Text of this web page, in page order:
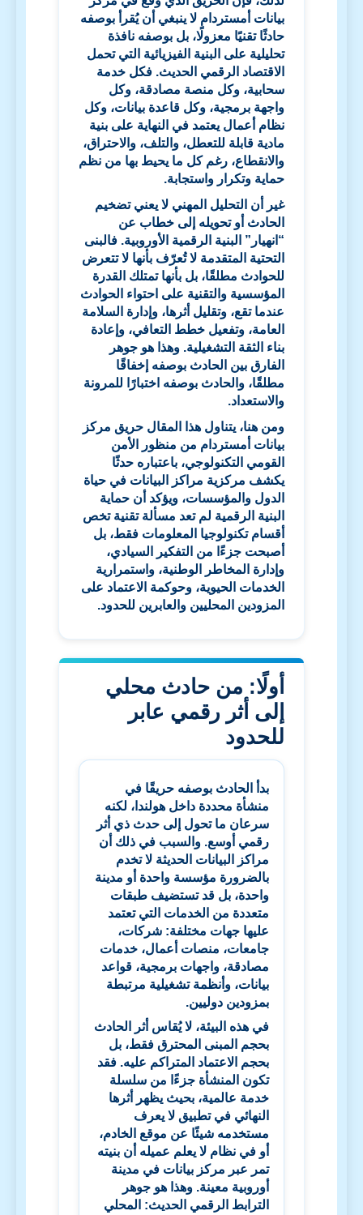
بيانات أمستردام لا ينبغي أن يُقرأ بوصفه
حادثًا تقنيًا معزولًا، بل بوصفه نافذة
تحليلية على البنية الفيزيائية التي تحمل
الاقتصاد الرقمي الحديث. فكل خدمة
سحابية، وكل منصة مصادقة، وكل
واجهة برمجية، وكل قاعدة بيانات، وكل
نظام أعمال يعتمد في النهاية على بنية
مادية قابلة للتعطل، والتلف، والاحتراق،
والانقطاع، رغم كل ما يحيط بها من نظم
حماية وتكرار واستجابة.
غير أن التحليل المهني لا يعني تضخيم
الحادث أو تحويله إلى خطاب عن
“انهيار” البنية الرقمية الأوروبية. فالبنى
التحتية المتقدمة لا تُعرّف بأنها لا تتعرض
للحوادث مطلقًا، بل بأنها تمتلك القدرة
المؤسسية والتقنية على احتواء الحوادث
عندما تقع، وتقليل أثرها، وإدارة السلامة
العامة، وتفعيل خطط التعافي، وإعادة
بناء الثقة التشغيلية. وهذا هو جوهر
الفارق بين الحادث بوصفه إخفاقًا
مطلقًا، والحادث بوصفه اختبارًا للمرونة
والاستعداد.
ومن هنا، يتناول هذا المقال حريق مركز
بيانات أمستردام من منظور الأمن
القومي التكنولوجي، باعتباره حدثًا
يكشف مركزية مراكز البيانات في حياة
الدول والمؤسسات، ويؤكد أن حماية
البنية الرقمية لم تعد مسألة تقنية تخص
أقسام تكنولوجيا المعلومات فقط، بل
أصبحت جزءًا من التفكير السيادي،
وإدارة المخاطر الوطنية، واستمرارية
الخدمات الحيوية، وحوكمة الاعتماد على
المزودين المحليين والعابرين للحدود.
أولًا: من حادث محلي
إلى أثر رقمي عابر
للحدود
بدأ الحادث بوصفه حريقًا في
منشأة محددة داخل هولندا، لكنه
سرعان ما تحول إلى حدث ذي أثر
رقمي أوسع. والسبب في ذلك أن
مراكز البيانات الحديثة لا تخدم
بالضرورة مؤسسة واحدة أو مدينة
واحدة، بل قد تستضيف طبقات
متعددة من الخدمات التي تعتمد
عليها جهات مختلفة: شركات،
جامعات، منصات أعمال، خدمات
مصادقة، واجهات برمجية، قواعد
بيانات، وأنظمة تشغيلية مرتبطة
بمزودين دوليين.
في هذه البيئة، لا يُقاس أثر الحادث
بحجم المبنى المحترق فقط، بل
بحجم الاعتماد المتراكم عليه. فقد
تكون المنشأة جزءًا من سلسلة
خدمة عالمية، بحيث يظهر أثرها
النهائي في تطبيق لا يعرف
مستخدمه شيئًا عن موقع الخادم،
أو في نظام لا يعلم عميله أن بنيته
تمر عبر مركز بيانات في مدينة
أوروبية معينة. وهذا هو جوهر
الترابط الرقمي الحديث: المحلي